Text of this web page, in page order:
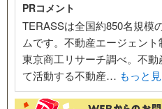
PRコメント
TERASSは全国約850名規模
ムです。不動産エージェン
東京商工リサーチ調べ。不
て活動する不動産… もっと